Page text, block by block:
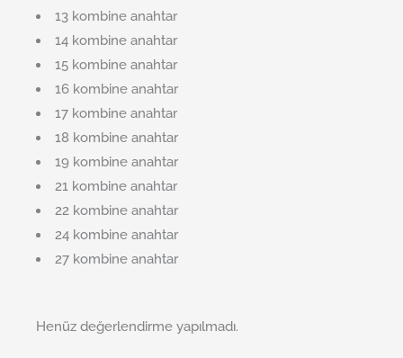
13 kombine anahtar
14 kombine anahtar
15 kombine anahtar
16 kombine anahtar
17 kombine anahtar
18 kombine anahtar
19 kombine anahtar
21 kombine anahtar
22 kombine anahtar
24 kombine anahtar
27 kombine anahtar
Henüz değerlendirme yapılmadı.